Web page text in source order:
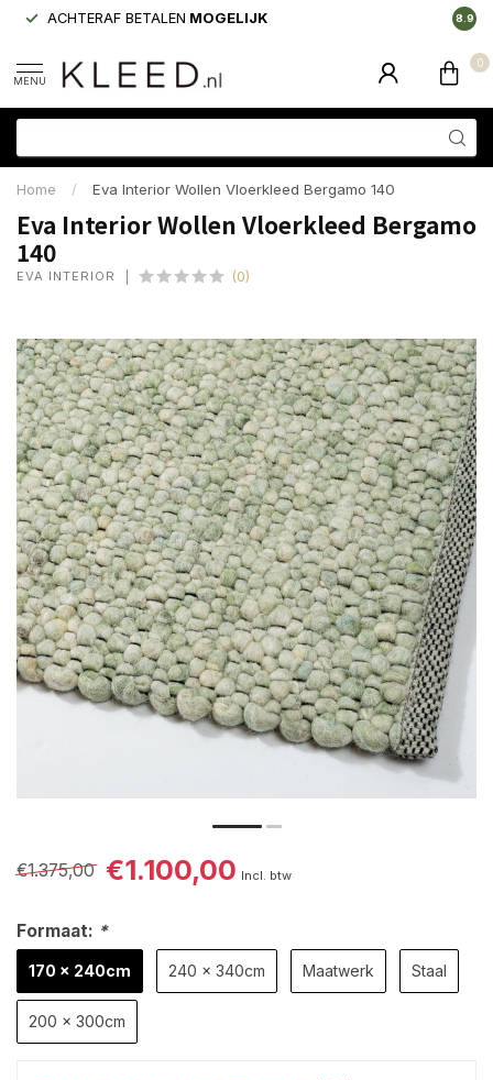
ACHTERAF BETALEN MOGELIJK 8.9
MENU
0
Home / Eva Interior Wollen Vloerkleed Bergamo 140
Eva Interior Wollen Vloerkleed Bergamo
140
EVA INTERIOR (0)
€1.375,00 €1.100,00 Incl. btw
Formaat: *
170 x 240cm 240 x 340cm Maatwerk Staal
200 x 300cm